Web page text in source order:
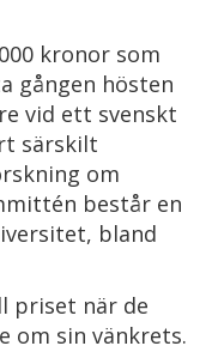
kronor som
gången hösten
vid ett svenskt
särskilt
om
består en
bland
priset när de
om sin vänkrets.